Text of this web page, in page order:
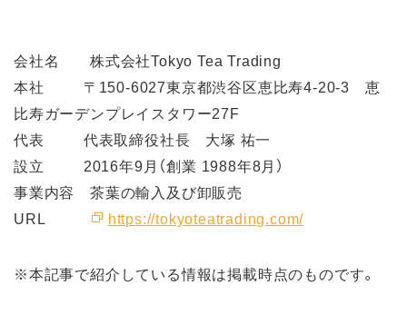
会社名 株式会社Tokyo Tea Trading
本社 〒150-6027東京都渋谷区恵比寿4-20-3 恵
比寿ガーデンプレイスタワー27F
代表 代表取締役社長 大塚 祐一
設立 2016年9月（創業 1988年8月）
事業内容 茶葉の輸入及び卸販売
URL
https://tokyoteatrading.com/
※本記事で紹介している情報は掲載時点のものです。